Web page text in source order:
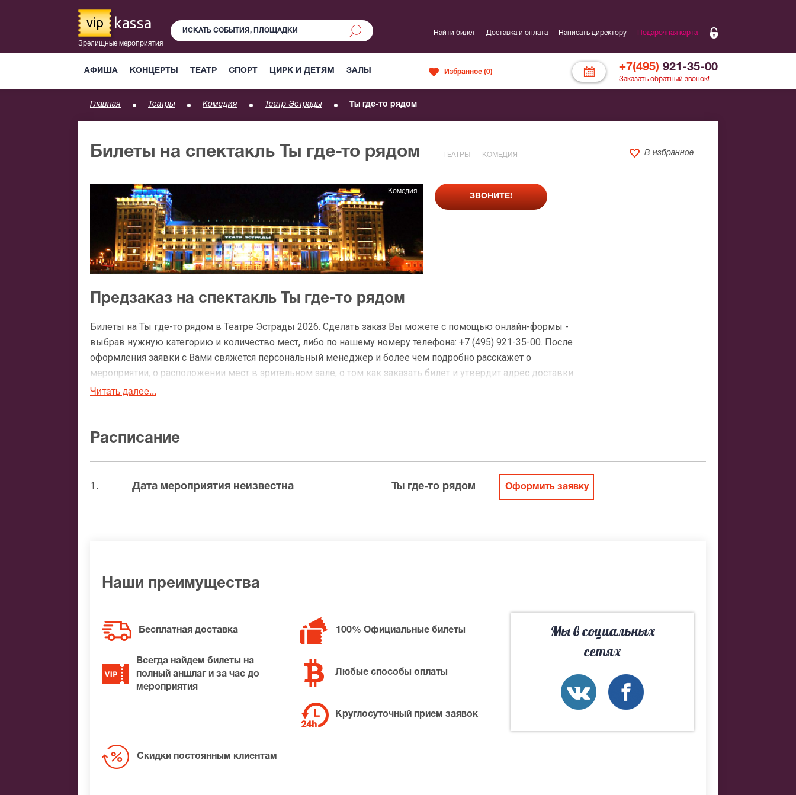
vip kassa
Зрелищные мероприятия
АФИША КОНЦЕРТЫ ТЕАТР СПОРТ ЦИРК И ДЕТЯМ ЗАЛЫ
Найти билет Доставка и оплата Написать директору Подарочная карта
+7(495) 921-35-00
Заказать обратный звонок!
Избранное (0)
Главная Театры Комедия Театр Эстрады Ты где-то рядом
Билеты на спектакль Ты где-то рядом ТЕАТРЫ КОМЕДИЯ В избранное
Комедия
ЗВОНИТЕ!
Предзаказ на спектакль Ты где-то рядом
Билеты на Ты где-то рядом в Театре Эстрады 2026. Сделать заказ Вы можете с помощью онлайн-формы -
выбрав нужную категорию и количество мест, либо по нашему номеру телефона: +7 (495) 921-35-00. После
оформления заявки с Вами свяжется персональный менеджер и более чем подробно расскажет о
мероприятии, о расположении мест в зрительном зале, о том как заказать билет и утвердит адрес доставки.
После бронирования билетов, ожидайте доставку по Москве в течение не более 2-х часов. Бесплатная
доставка билетов осуществляется в пределах МКАД возле метро или в пешей доступности. Оплатить заказ
Вы можете с помощью:
Банковской картой
BitCoin
удалось найти нужные билеты на Ты где-то рядом, позвоните нам в call-центр и мы обязательно подберем
Вам лучшие места по доступной цене.
Читать далее...
Расписание
1. Дата мероприятия неизвестна Ты где-то рядом Оформить заявку
Наши преимущества
Бесплатная доставка 100% Официальные билеты
Всегда найдем билеты на
полный аншлаг и за час до
мероприятия
Любые способы оплаты
Круглосуточный прием заявок
Скидки постоянным клиентам
Мы в социальных
сетях